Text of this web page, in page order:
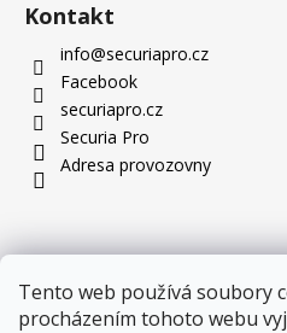
Tento web používá soubory
procházením tohoto webu
Kontakt
info@securiapro.cz
Facebook
securiapro.cz
Securia Pro
Adresa provozovny